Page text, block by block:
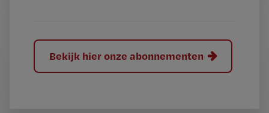
Bekijk hier onze abonnementen